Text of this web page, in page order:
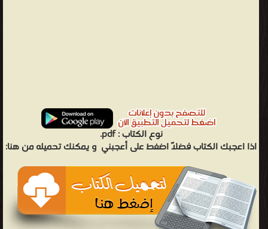
نوع الكتاب :pdf.
اذا اعجبك الكتاب فضلاً اضغط على أعجبني و يمكنك تحميله من هنا: